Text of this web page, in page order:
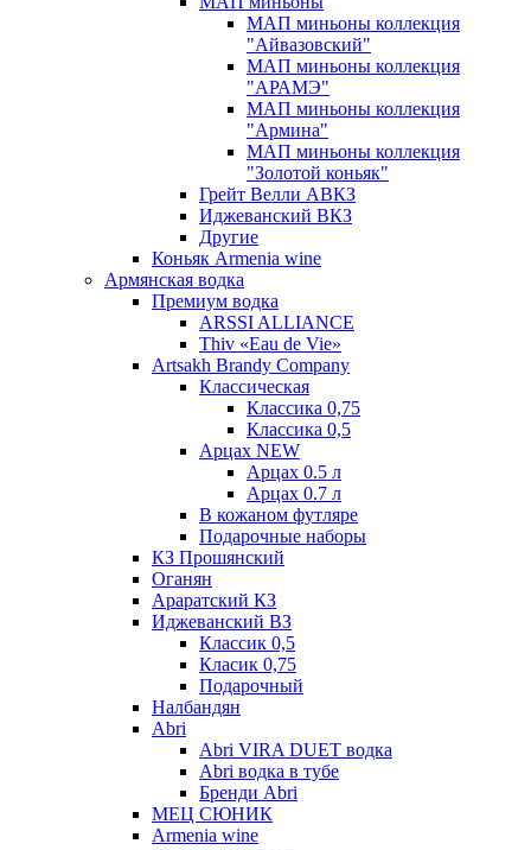
МАП миньоны коллекция
"Айвазовский"
МАП миньоны коллекция
"АРАМЭ"
МАП миньоны коллекция
"Армина"
МАП миньоны коллекция
"Золотой коньяк"
Грейт Велли АВКЗ
Иджеванский ВКЗ
Другие
Коньяк Armenia wine
Армянская водка
Премиум водка
ARSSI ALLIANCE
Thiv «Eau de Vie»
Artsakh Brandy Company
Классическая
Классика 0,75
Классика 0,5
Арцах NEW
Арцах 0.5 л
Арцах 0.7 л
В кожаном футляре
Подарочные наборы
КЗ Прошянский
Оганян
Араратский КЗ
Иджеванский ВЗ
Классик 0,5
Класик 0,75
Подарочный
Налбандян
Abri
Abri VIRA DUET водка
Abri водка в тубе
Бренди Abri
МЕЦ СЮНИК
Armenia wine